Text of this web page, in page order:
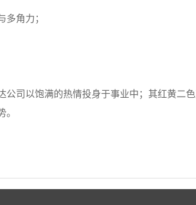
角力；
公司以饱满的热情投身于事业中；其红黄二
。